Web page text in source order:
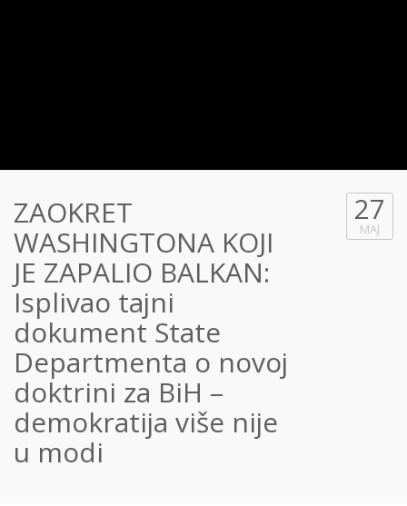
ZAOKRET
WASHINGTONA KOJI
JE ZAPALIO BALKAN:
Isplivao tajni
dokument State
Departmenta o novoj
doktrini za BiH –
demokratija više nije
u modi
27
MAJ